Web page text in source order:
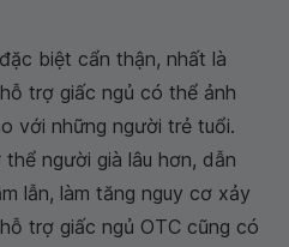
biệt cẩn thận, nhất là
trợ giấc ngủ có thể ảnh
với những người trẻ tuổi.
người già lâu hơn, dẫn
lẫn, làm tăng nguy cơ xảy
trợ giấc ngủ OTC cũng có